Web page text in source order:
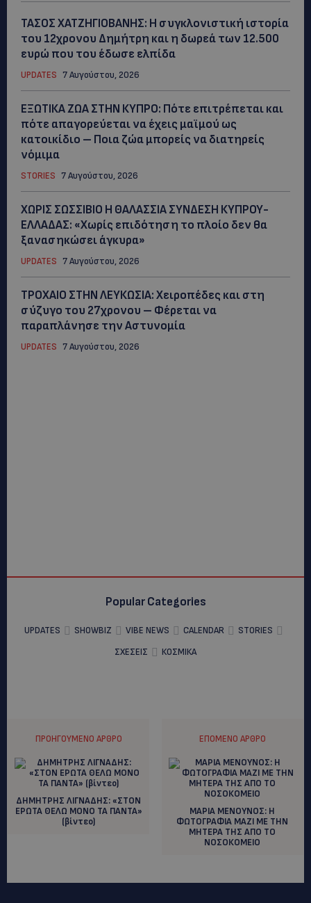
ΤΑΣΟΣ ΧΑΤΖΗΓΙΟΒΑΝΗΣ: Η συγκλονιστική ιστορία
του 12χρονου Δημήτρη και η δωρεά των 12.500
ευρώ που του έδωσε ελπίδα
UPDATES 7 Αυγούστου, 2026
ΕΞΩΤΙΚΑ ΖΩΑ ΣΤΗΝ ΚΥΠΡΟ: Πότε επιτρέπεται και
πότε απαγορεύεται να έχεις μαϊμού ως
κατοικίδιο – Ποια ζώα μπορείς να διατηρείς
νόμιμα
STORIES 7 Αυγούστου, 2026
ΧΩΡΙΣ ΣΩΣΣΙΒΙΟ Η ΘΑΛΑΣΣΙΑ ΣΥΝΔΕΣΗ ΚΥΠΡΟΥ-
ΕΛΛΑΔΑΣ: «Χωρίς επιδότηση το πλοίο δεν θα
ξανασηκώσει άγκυρα»
UPDATES 7 Αυγούστου, 2026
ΤΡΟΧΑΙΟ ΣΤΗΝ ΛΕΥΚΩΣΙΑ: Χειροπέδες και στη
σύζυγο του 27χρονου – Φέρεται να
παραπλάνησε την Αστυνομία
UPDATES 7 Αυγούστου, 2026
Popular Categories
UPDATES SHOWBIZ VIBE NEWS CALENDAR
STORIES
ΣΧΕΣΕΙΣ
ΚΟΣΜΙΚΑ
ΠΡΟΗΓΟΎΜΕΝΟ ΆΡΘΡΟ
ΔΗΜΗΤΡΗΣ ΛΙΓΝΑΔΗΣ: «ΣΤΟΝ
ΕΡΩΤΑ ΘΕΛΩ ΜΟΝΟ ΤΑ ΠΑΝΤΑ»
(βίντεο)
ΕΠΌΜΕΝΟ ΆΡΘΡΟ
ΜΑΡΙΑ ΜΕΝΟΥΝΟΣ: Η
ΦΩΤΟΓΡΑΦΙΑ ΜΑΖΙ ΜΕ ΤΗΝ
ΜΗΤΕΡΑ ΤΗΣ ΑΠΟ ΤΟ
ΝΟΣΟΚΟΜΕΙΟ